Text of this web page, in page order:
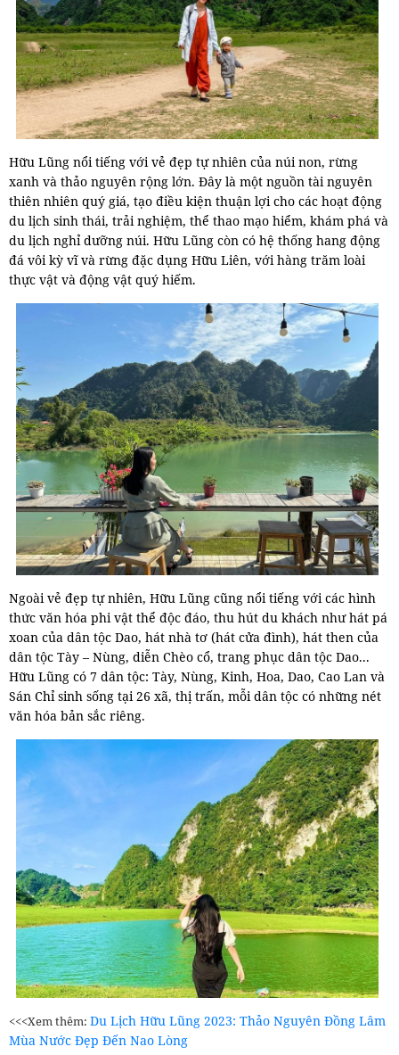
Hữu Lũng nổi tiếng với vẻ đẹp tự nhiên của núi non, rừng
xanh và thảo nguyên rộng lớn. Đây là một nguồn tài nguyên
thiên nhiên quý giá, tạo điều kiện thuận lợi cho các hoạt động
du lịch sinh thái, trải nghiệm, thể thao mạo hiểm, khám phá và
du lịch nghỉ dưỡng núi. Hữu Lũng còn có hệ thống hang động
đá vôi kỳ vĩ và rừng đặc dụng Hữu Liên, với hàng trăm loài
thực vật và động vật quý hiếm.
Ngoài vẻ đẹp tự nhiên, Hữu Lũng cũng nổi tiếng với các hình
thức văn hóa phi vật thể độc đáo, thu hút du khách như hát pá
xoan của dân tộc Dao, hát nhà tơ (hát cửa đình), hát then của
dân tộc Tày – Nùng, diễn Chèo cổ, trang phục dân tộc Dao...
Hữu Lũng có 7 dân tộc: Tày, Nùng, Kinh, Hoa, Dao, Cao Lan và
Sán Chỉ sinh sống tại 26 xã, thị trấn, mỗi dân tộc có những nét
văn hóa bản sắc riêng.
<<<Xem thêm: Du Lịch Hữu Lũng 2023: Thảo Nguyên Đồng Lâm
Mùa Nước Đẹp Đến Nao Lòng